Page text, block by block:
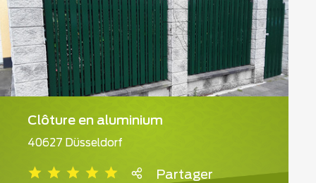
Clôture en aluminium
40627 Düsseldorf
Partager